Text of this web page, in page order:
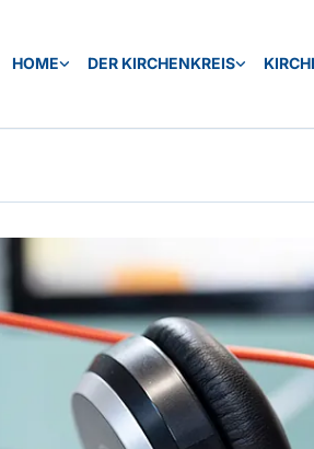
HOME DER KIRCHENKREIS